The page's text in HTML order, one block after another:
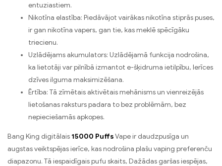
entuziastiem.
Nikotīna elastība: Piedāvājot vairākas nikotīna stiprās puses,
ir gan nikotīna vapers, gan tie, kas meklē spēcīgāku
triecienu.
Uzlādējams akumulators: Uzlādējamā funkcija nodrošina,
ka lietotāji var pilnībā izmantot e-šķidruma ietilpību, Ierīces
dzīves ilguma maksimizēšana.
Ērtība: Tā zīmētais aktivētais mehānisms un vienreizējās
lietošanas raksturs padara to bez problēmām, bez
nepieciešamās apkopes.
Bang King digitālais 15000 PuffsVape ir daudzpusīga un
augstas veiktspējas ierīce, kas nodrošina plašu vaping preferenču
diapazonu. Tā iespaidīgais pufu skaits, Dažādas garšas iespējas,